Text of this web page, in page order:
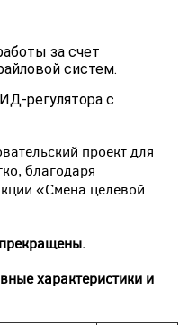
за счет
систем.
регулятора с
проект для
благодаря
«Смена целевой
характеристики и